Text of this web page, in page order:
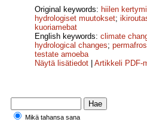
Original keywords: hiilen
hydrologiset muutokset;
kuoriamebat
English keywords: climate
hydrological changes;
testate amoeba
Näytä lisätiedot
Artikkeli PDF-
Mikä tahansa sana